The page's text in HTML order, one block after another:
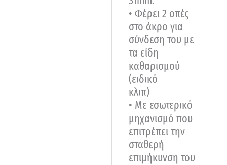
• Φέρει 2 οπές
στο άκρο για
σύνδεση του με
τα είδη
καθαρισμού
(ειδικό
κλιπ)
• Με εσωτερικό
μηχανισμό που
επιτρέπει την
σταθερή
επιμήκυνση του